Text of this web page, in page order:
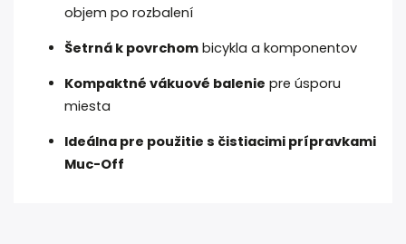
objem po rozbalení
Šetrná k povrchom bicykla a komponentov
Kompaktné vákuové balenie pre úsporu
miesta
Ideálna pre použitie s čistiacimi prípravkami
Muc-Off